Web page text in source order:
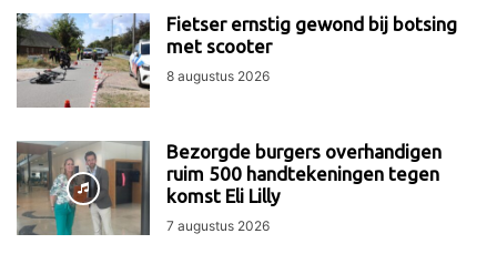
Fietser ernstig gewond bij botsing
met scooter
8 augustus 2026
Bezorgde burgers overhandigen
ruim 500 handtekeningen tegen
komst Eli Lilly
7 augustus 2026